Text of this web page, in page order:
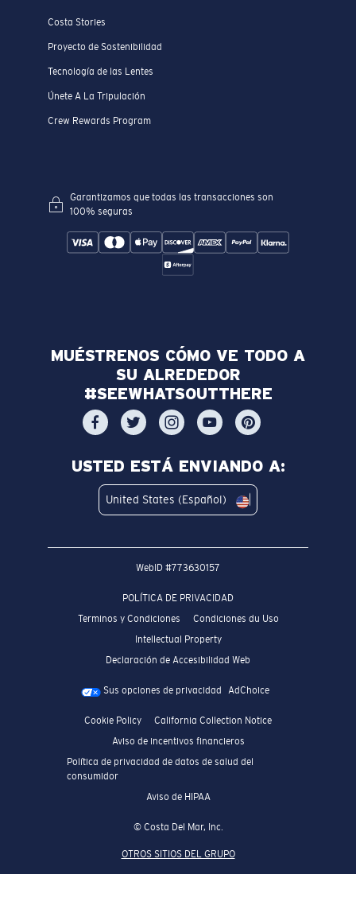
Costa Stories
Proyecto de Sostenibilidad
Tecnología de las Lentes
Únete A La Tripulación
Crew Rewards Program
Garantizamos que todas las transacciones son
100% seguras
MUÉSTRENOS CÓMO VE TODO A
SU ALREDEDOR
#SEEWHATSOUTTHERE
USTED ESTÁ ENVIANDO A:
United States (Español)
WebID #773630157
POLÍTICA DE PRIVACIDAD
Terminos y Condiciones
Condiciones du Uso
Intellectual Property
Declaración de Accesibilidad Web
Sus opciones de privacidad AdChoice
Cookie Policy
California Collection Notice
Aviso de incentivos financieros
Política de privacidad de datos de salud del
consumidor
Aviso de HIPAA
© Costa Del Mar, Inc.
OTROS SITIOS DEL GRUPO